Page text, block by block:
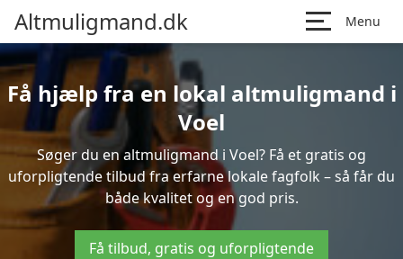
Altmuligmand.dk Menu
Få hjælp fra en lokal altmuligmand i
Voel
Søger du en altmuligmand i Voel? Få et gratis og
uforpligtende tilbud fra erfarne lokale fagfolk – så får du
både kvalitet og en god pris.
Få tilbud, gratis og uforpligtende